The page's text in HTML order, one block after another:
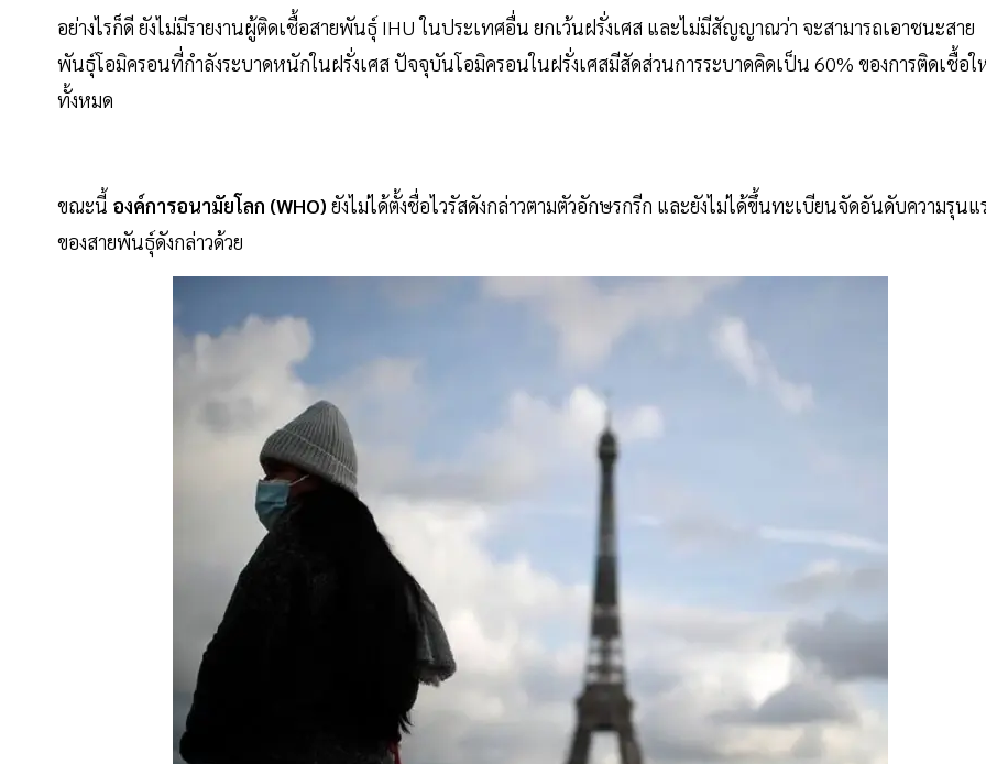
อย่างไรก็ดี ยังไม่มีรายงานผู้ติดเชื้อสายพันธุ์ IHU ในประเทศอื่น ยกเว้นฝรั่งเศส และไม่มีสัญญาณว่า จะสามารถเอาชนะสาย
พันธุ์โอมิครอนที่กำลังระบาดหนักในฝรั่งเศส ปัจจุบันโอมิครอนในฝรั่งเศสมีสัดส่วนการระบาดคิดเป็น 60% ของการติดเชื้อใ
ทั้งหมด
ขณะนี้ องค์การอนามัยโลก (WHO) ยังไม่ได้ตั้งชื่อไวรัสดังกล่าวตามตัวอักษรกรีก และยังไม่ได้ขึ้นทะเบียนจัดอันดับความรุนแ
ของสายพันธุ์ดังกล่าวด้วย